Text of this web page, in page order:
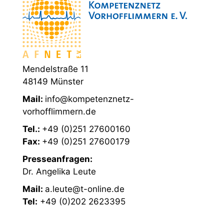
Mendelstraße 11
48149 Münster
Mail: info@kompetenznetz-
vorhofflimmern.de
Tel.: +49 (0)251 27600160
Fax: +49 (0)251 27600179
Presseanfragen:
Dr. Angelika Leute
Mail: a.leute@t-online.de
Tel: +49 (0)202 2623395